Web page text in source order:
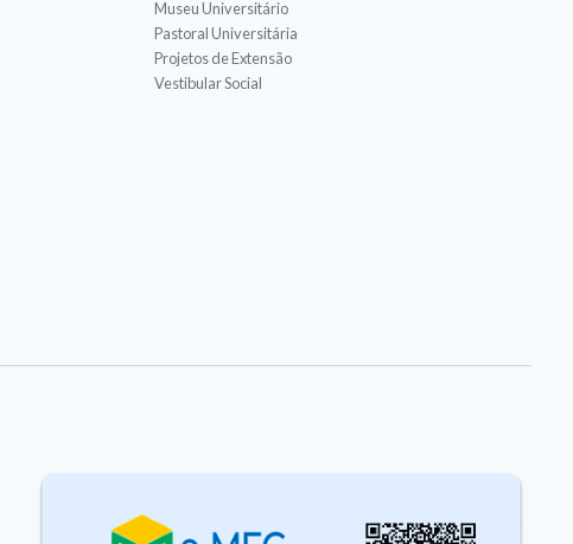
Museu Universitário
Pastoral Universitária
Projetos de Extensão
Vestibular Social